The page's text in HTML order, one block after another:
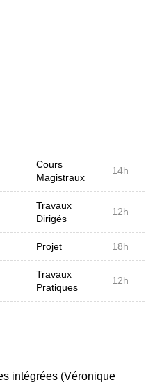
Cours
Magistraux
14h
Travaux
Dirigés
12h
Projet 18h
Travaux
Pratiques
12h
intégrées (Véronique